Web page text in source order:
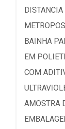
BAINHA
EM
COM
AMOSTRA